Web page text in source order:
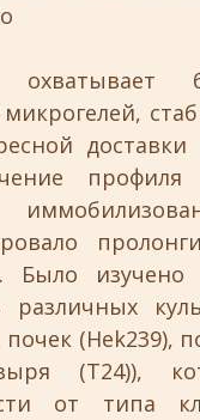
охватывает
профиля
Было изучено
различных
почек
(T24)),
от типа